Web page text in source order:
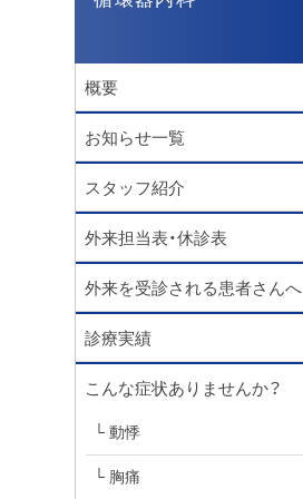
概要
お知らせ一覧
スタッフ紹介
外来担当表・休診表
外来を受診される患者さんへ
診療実績
こんな症状ありませんか？
動悸
胸痛